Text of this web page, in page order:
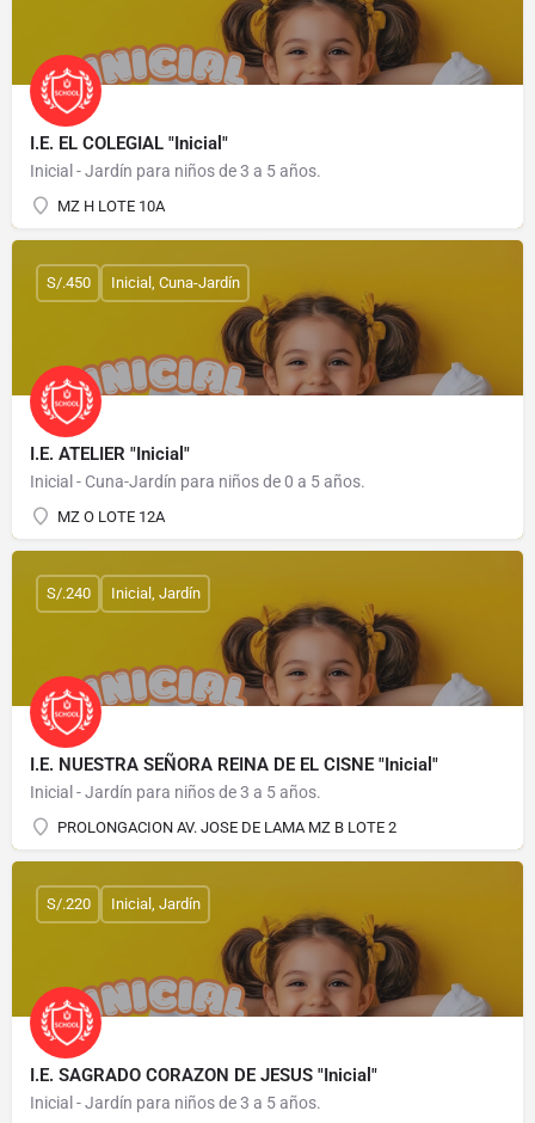
I.E. EL COLEGIAL "Inicial"
Inicial - Jardín para niños de 3 a 5 años.
MZ H LOTE 10A
I.E. ATELIER "Inicial"
Inicial - Cuna-Jardín para niños de 0 a 5 años.
MZ O LOTE 12A
S/.450 Inicial, Cuna-Jardín
I.E. NUESTRA SEÑORA REINA DE EL CISNE "Inicial"
Inicial - Jardín para niños de 3 a 5 años.
PROLONGACION AV. JOSE DE LAMA MZ B LOTE 2
S/.240 Inicial, Jardín
I.E. SAGRADO CORAZON DE JESUS "Inicial"
Inicial - Jardín para niños de 3 a 5 años.
S/.220 Inicial, Jardín